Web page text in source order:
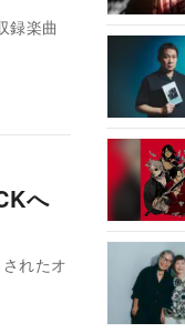
録楽曲
へ
れたオ